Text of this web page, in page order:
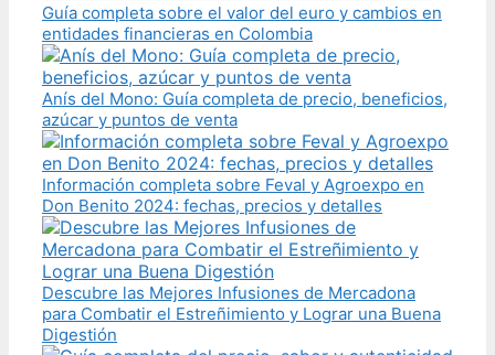
Guía completa sobre el valor del euro y cambios en
entidades financieras en Colombia
Anís del Mono: Guía completa de precio, beneficios,
azúcar y puntos de venta
Información completa sobre Feval y Agroexpo en
Don Benito 2024: fechas, precios y detalles
Descubre las Mejores Infusiones de Mercadona
para Combatir el Estreñimiento y Lograr una Buena
Digestión